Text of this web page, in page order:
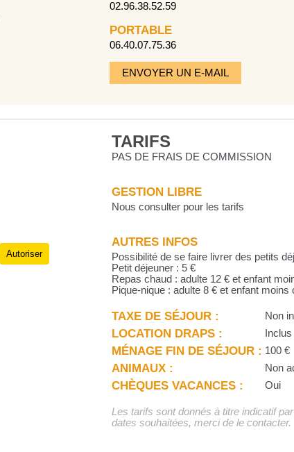
02.96.38.52.59
PORTABLE
06.40.07.75.36
ENVOYER UN E-MAIL
Autoriser
TARIFS
PAS DE FRAIS DE COMMISSION
GESTION LIBRE
Nous consulter pour les tarifs
AUTRES INFOS
Possibilité de se faire livrer des petits
Petit déjeuner : 5 €
Repas chaud : adulte 12 € et enfant
Pique-nique : adulte 8 € et enfant moins
TAXE DE SÉJOUR : Non
LOCATION DRAPS : Inclus
MÉNAGE FIN DE SÉJOUR : 100 €
ANIMAUX : Non
CHÈQUES VACANCES : Oui
Les tarifs sont donnés à titre indicatif
dates souhaitées, merci de le contacter.